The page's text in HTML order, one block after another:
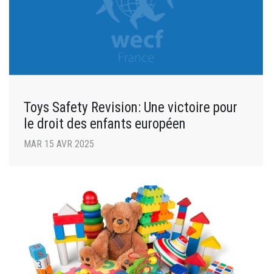
Toys Safety Revision: Une victoire pour
le droit des enfants européen
MAR 15 AVR 2025